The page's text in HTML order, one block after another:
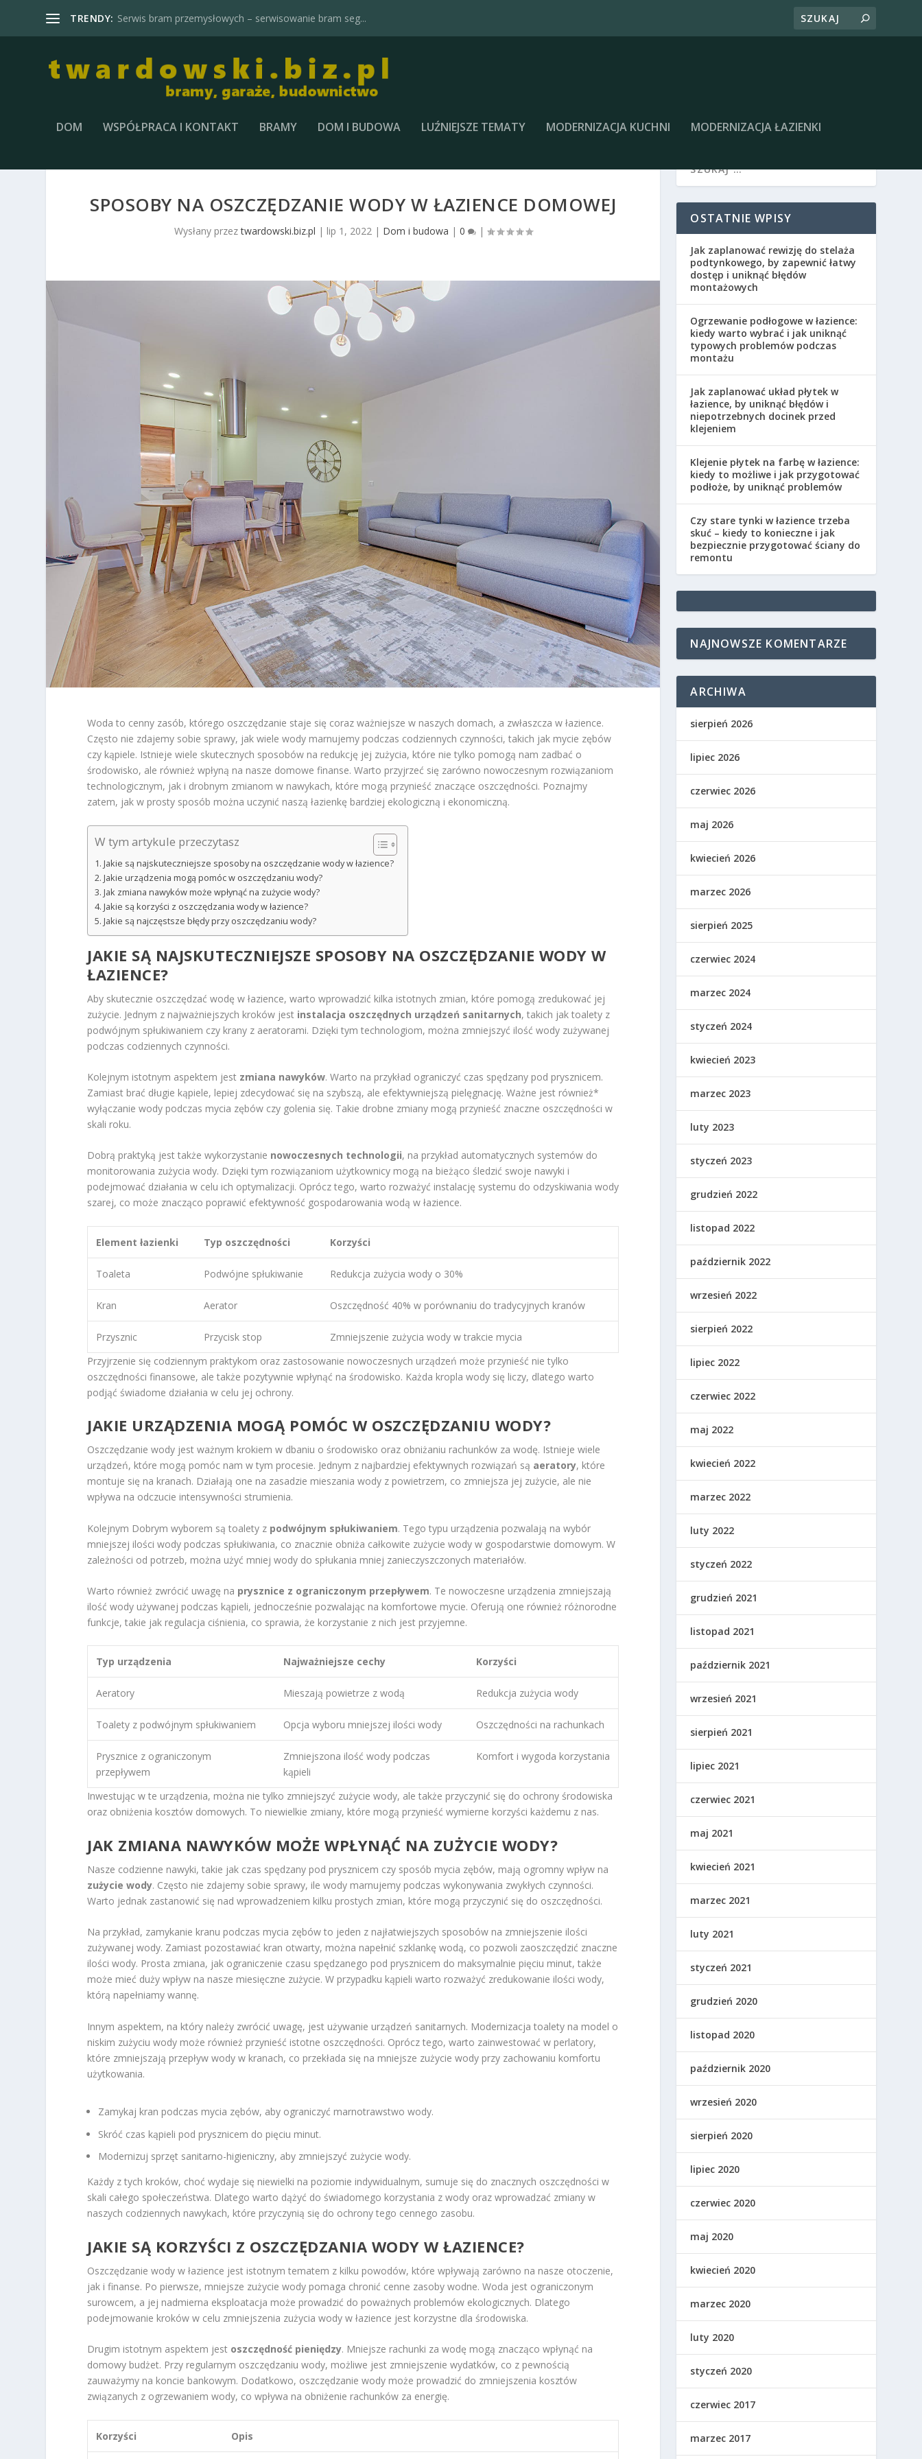
TRENDY: Serwis bram przemysłowych – serwisowanie bram seg...
DOM WSPÓŁPRACA I KONTAKT BRAMY DOM I BUDOWA LUŹNIEJSZE TEMATY MODERNIZACJA KUCHNI MODERNIZACJA ŁAZIENKI
SPOSOBY NA OSZCZĘDZANIE WODY W ŁAZIENCE DOMOWEJ
Wysłany przeztwardowski.biz.pl | lip 1, 2022| Dom i budowa | 0 |
Woda to cenny zasób, którego oszczędzanie staje się coraz ważniejsze w naszych domach, a zwłaszcza w łazience.
Często nie zdajemy sobie sprawy, jak wiele wody marnujemy podczas codziennych czynności, takich jak mycie zębów
czy kąpiele. Istnieje wiele skutecznych sposobów na redukcję jej zużycia, które nie tylko pomogą nam zadbać o
środowisko, ale również wpłyną na nasze domowe finanse. Warto przyjrzeć się zarówno nowoczesnym rozwiązaniom
technologicznym, jak i drobnym zmianom w nawykach, które mogą przynieść znaczące oszczędności. Poznajmy
zatem, jak w prosty sposób można uczynić naszą łazienkę bardziej ekologiczną i ekonomiczną.
W tym artykule przeczytasz
Jakie są najskuteczniejsze sposoby na oszczędzanie wody w łazience?
Jakie urządzenia mogą pomóc w oszczędzaniu wody?
Jak zmiana nawyków może wpłynąć na zużycie wody?
Jakie są korzyści z oszczędzania wody w łazience?
Jakie są najczęstsze błędy przy oszczędzaniu wody?
JAKIE SĄ NAJSKUTECZNIEJSZE SPOSOBY NA OSZCZĘDZANIE WODY W
ŁAZIENCE?
Aby skutecznie oszczędzać wodę w łazience, warto wprowadzić kilka istotnych zmian, które pomogą zredukować jej
zużycie. Jednym z najważniejszych kroków jest instalacja oszczędnych urządzeń sanitarnych, takich jak toalety z
podwójnym spłukiwaniem czy krany z aeratorami. Dzięki tym technologiom, można zmniejszyć ilość wody zużywanej
podczas codziennych czynności.
Kolejnym istotnym aspektem jest zmiana nawyków. Warto na przykład ograniczyć czas spędzany pod prysznicem.
Zamiast brać długie kąpiele, lepiej zdecydować się na szybszą, ale efektywniejszą pielęgnację. Ważne jest również*
wyłączanie wody podczas mycia zębów czy golenia się. Takie drobne zmiany mogą przynieść znaczne oszczędności w
skali roku.
Dobrą praktyką jest także wykorzystanie nowoczesnych technologii, na przykład automatycznych systemów do
monitorowania zużycia wody. Dzięki tym rozwiązaniom użytkownicy mogą na bieżąco śledzić swoje nawyki i
podejmować działania w celu ich optymalizacji. Oprócz tego, warto rozważyć instalację systemu do odzyskiwania wody
szarej, co może znacząco poprawić efektywność gospodarowania wodą w łazience.
Element łazienki Typ oszczędności Korzyści
Toaleta Podwójne spłukiwanie Redukcja zużycia wody o 30%
Kran Aerator Oszczędność 40% w porównaniu do tradycyjnych kranów
Przysznic Przycisk stop
Zmniejszenie zużycia wody w trakcie mycia
Przyjrzenie się codziennym praktykom oraz zastosowanie nowoczesnych urządzeń może przynieść nie tylko
oszczędności finansowe, ale także pozytywnie wpłynąć na środowisko. Każda kropla wody się liczy, dlatego warto
podjąć świadome działania w celu jej ochrony.
JAKIE URZĄDZENIA MOGĄ POMÓC W OSZCZĘDZANIU WODY?
Oszczędzanie wody jest ważnym krokiem w dbaniu o środowisko oraz obniżaniu rachunków za wodę. Istnieje wiele
urządzeń, które mogą pomóc nam w tym procesie. Jednym z najbardziej efektywnych rozwiązań są aeratory, które
montuje się na kranach. Działają one na zasadzie mieszania wody z powietrzem, co zmniejsza jej zużycie, ale nie
wpływa na odczucie intensywności strumienia.
Kolejnym Dobrym wyborem są toalety z podwójnym spłukiwaniem. Tego typu urządzenia pozwalają na wybór
mniejszej ilości wody podczas spłukiwania, co znacznie obniża całkowite zużycie wody w gospodarstwie domowym. W
zależności od potrzeb, można użyć mniej wody do spłukania mniej zanieczyszczonych materiałów.
Warto również zwrócić uwagę na prysznice z ograniczonym przepływem. Te nowoczesne urządzenia zmniejszają
ilość wody używanej podczas kąpieli, jednocześnie pozwalając na komfortowe mycie. Oferują one również różnorodne
funkcje, takie jak regulacja ciśnienia, co sprawia, że korzystanie z nich jest przyjemne.
Typ urządzenia Najważniejsze cechy Korzyści
Aeratory Mieszają powietrze z wodą Redukcja zużycia wody
Toalety z podwójnym spłukiwaniem Opcja wyboru mniejszej ilości wody Oszczędności na rachunkach
Prysznice z ograniczonym
przepływem
Zmniejszona ilość wody podczas
kąpieli
Komfort i wygoda korzystania
Inwestując w te urządzenia, można nie tylko zmniejszyć zużycie wody, ale także przyczynić się do ochrony środowiska
oraz obniżenia kosztów domowych. To niewielkie zmiany, które mogą przynieść wymierne korzyści każdemu z nas.
JAK ZMIANA NAWYKÓW MOŻE WPŁYNĄĆ NA ZUŻYCIE WODY?
Nasze codzienne nawyki, takie jak czas spędzany pod prysznicem czy sposób mycia zębów, mają ogromny wpływ na
zużycie wody. Często nie zdajemy sobie sprawy, ile wody marnujemy podczas wykonywania zwykłych czynności.
Warto jednak zastanowić się nad wprowadzeniem kilku prostych zmian, które mogą przyczynić się do oszczędności.
Na przykład, zamykanie kranu podczas mycia zębów to jeden z najłatwiejszych sposobów na zmniejszenie ilości
zużywanej wody. Zamiast pozostawiać kran otwarty, można napełnić szklankę wodą, co pozwoli zaoszczędzić znaczne
ilości wody. Prosta zmiana, jak ograniczenie czasu spędzanego pod prysznicem do maksymalnie pięciu minut, także
może mieć duży wpływ na nasze miesięczne zużycie. W przypadku kąpieli warto rozważyć zredukowanie ilości wody,
którą napełniamy wannę.
Innym aspektem, na który należy zwrócić uwagę, jest używanie urządzeń sanitarnych. Modernizacja toalety na model o
niskim zużyciu wody może również przynieść istotne oszczędności. Oprócz tego, warto zainwestować w perlatory,
które zmniejszają przepływ wody w kranach, co przekłada się na mniejsze zużycie wody przy zachowaniu komfortu
użytkowania.
Zamykaj kran podczas mycia zębów, aby ograniczyć marnotrawstwo wody.
Skróć czas kąpieli pod prysznicem do pięciu minut.
Modernizuj sprzęt sanitarno-higieniczny, aby zmniejszyć zużycie wody.
Każdy z tych kroków, choć wydaje się niewielki na poziomie indywidualnym, sumuje się do znacznych oszczędności w
skali całego społeczeństwa. Dlatego warto dążyć do świadomego korzystania z wody oraz wprowadzać zmiany w
naszych codziennych nawykach, które przyczynią się do ochrony tego cennego zasobu.
JAKIE SĄ KORZYŚCI Z OSZCZĘDZANIA WODY W ŁAZIENCE?
Oszczędzanie wody w łazience jest istotnym tematem z kilku powodów, które wpływają zarówno na nasze otoczenie,
jak i finanse. Po pierwsze, mniejsze zużycie wody pomaga chronić cenne zasoby wodne. Woda jest ograniczonym
surowcem, a jej nadmierna eksploatacja może prowadzić do poważnych problemów ekologicznych. Dlatego
podejmowanie kroków w celu zmniejszenia zużycia wody w łazience jest korzystne dla środowiska.
Drugim istotnym aspektem jest oszczędność pieniędzy. Mniejsze rachunki za wodę mogą znacząco wpłynąć na
domowy budżet. Przy regularnym oszczędzaniu wody, możliwe jest zmniejszenie wydatków, co z pewnością
zauważymy na koncie bankowym. Dodatkowo, oszczędzanie wody może prowadzić do zmniejszenia kosztów
związanych z ogrzewaniem wody, co wpływa na obniżenie rachunków za energię.
Korzyści Opis
OSTATNIE WPISY
Jak zaplanować rewizję do stelaża
podtynkowego, by zapewnić łatwy
dostęp i uniknąć błędów
montażowych
Ogrzewanie podłogowe w łazience:
kiedy warto wybrać i jak uniknąć
typowych problemów podczas
montażu
Jak zaplanować układ płytek w
łazience, by uniknąć błędów i
niepotrzebnych docinek przed
klejeniem
Klejenie płytek na farbę w łazience:
kiedy to możliwe i jak przygotować
podłoże, by uniknąć problemów
Czy stare tynki w łazience trzeba
skuć – kiedy to konieczne i jak
bezpiecznie przygotować ściany do
remontu
NAJNOWSZE KOMENTARZE
ARCHIWA
sierpień 2026
lipiec 2026
czerwiec 2026
maj 2026
kwiecień 2026
marzec 2026
sierpień 2025
czerwiec 2024
marzec 2024
styczeń 2024
kwiecień 2023
marzec 2023
luty 2023
styczeń 2023
grudzień 2022
listopad 2022
październik 2022
wrzesień 2022
sierpień 2022
lipiec 2022
czerwiec 2022
maj 2022
kwiecień 2022
marzec 2022
luty 2022
styczeń 2022
grudzień 2021
listopad 2021
październik 2021
wrzesień 2021
sierpień 2021
lipiec 2021
czerwiec 2021
maj 2021
kwiecień 2021
marzec 2021
luty 2021
styczeń 2021
grudzień 2020
listopad 2020
październik 2020
wrzesień 2020
sierpień 2020
lipiec 2020
czerwiec 2020
maj 2020
kwiecień 2020
marzec 2020
luty 2020
styczeń 2020
czerwiec 2017
marzec 2017